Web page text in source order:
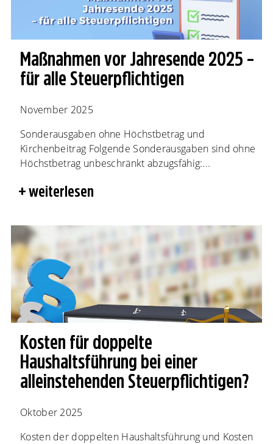
Maßnahmen vor Jahresende 2025 –
für alle Steuerpflichtigen
November 2025
Sonderausgaben ohne Höchstbetrag und
Kirchenbeitrag Folgende Sonderausgaben sind ohne
Höchstbetrag unbeschränkt abzugsfähig:...
weiterlesen
Kosten für doppelte
Haushaltsführung bei einer
alleinstehenden Steuerpflichtigen?
Oktober 2025
Kosten der doppelten Haushaltsführung und Kosten